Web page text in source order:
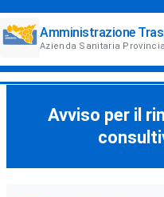
Amministrazione
Azienda Sanitaria
Avviso per il